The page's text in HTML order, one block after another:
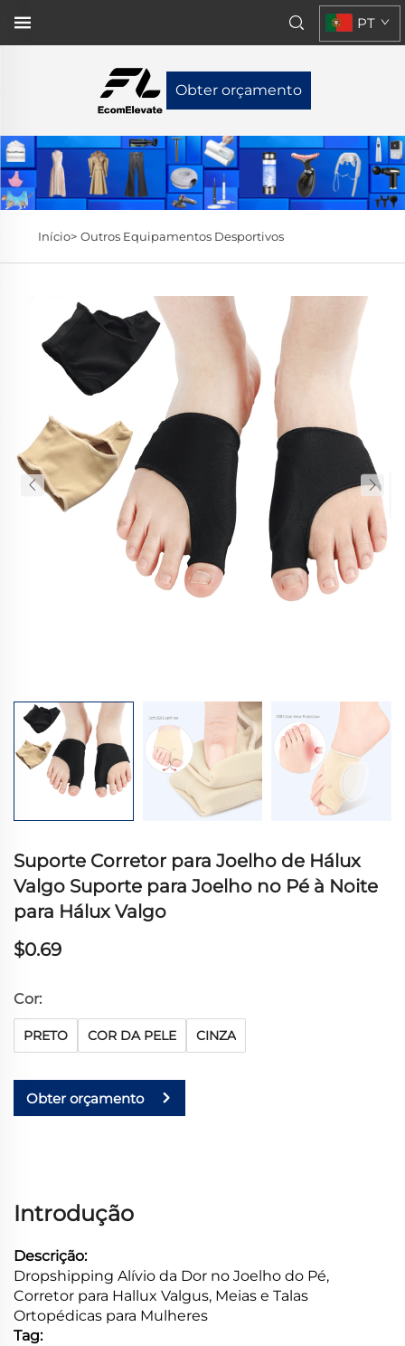
Obter orçamento
PT
Início> Outros Equipamentos Desportivos
Suporte Corretor para Joelho de Hálux
Valgo Suporte para Joelho no Pé à Noite
para Hálux Valgo
$0.69
Cor:
PRETO COR DA PELE CINZA
Obter orçamento
Introdução
Descrição:
Dropshipping Alívio da Dor no Joelho do Pé,
Corretor para Hallux Valgus, Meias e Talas
Ortopédicas para Mulheres
Tag: